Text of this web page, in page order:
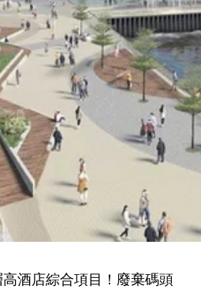
高酒店綜合項目！廢棄碼頭